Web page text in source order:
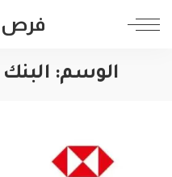
فرص
الوسم: